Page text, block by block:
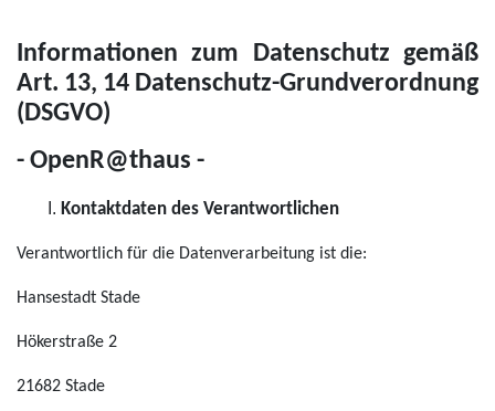
Informationen zum Datenschutz gemäß
Art. 13, 14 Datenschutz-Grundverordnung
(DSGVO)
- OpenR@thaus -
Kontaktdaten des Verantwortlichen
Verantwortlich für die Datenverarbeitung ist die:
Hansestadt Stade
Hökerstraße 2
21682 Stade